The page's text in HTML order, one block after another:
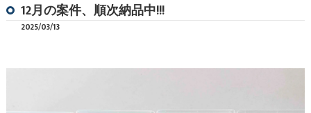
12月の案件、順次納品中!!!
2025/03/13